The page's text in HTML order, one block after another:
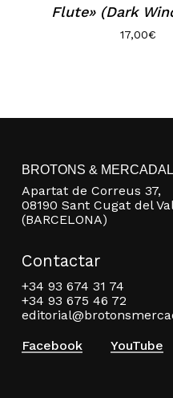
Flute» (Dark
17,00€
BROTONS &
Apartat de Correus 37,
08190 Sant Cugat del
(BARCELONA)
Contactar
+34 93 674 31 74
+34 93 675 46 72
Facebook
YouTube